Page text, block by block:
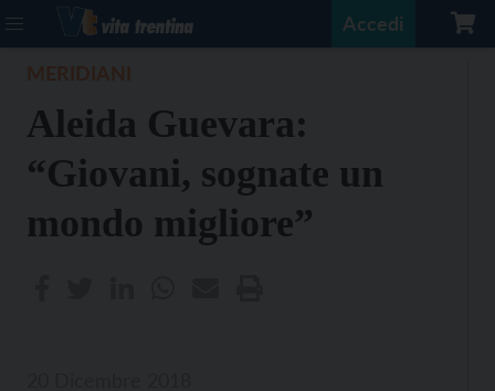
Accedi
Aleida Guevara:
“Giovani, sognate un
mondo migliore”